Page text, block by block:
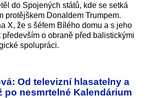
do Spojených států, kde se setká
protějškem Donaldem Trumpem.
X, že s šéfem Bílého domu a s jeho
o obraně před balistickými
spolupráci.
Od televizní hlasatelny a
po nesmrtelné Kalendárium